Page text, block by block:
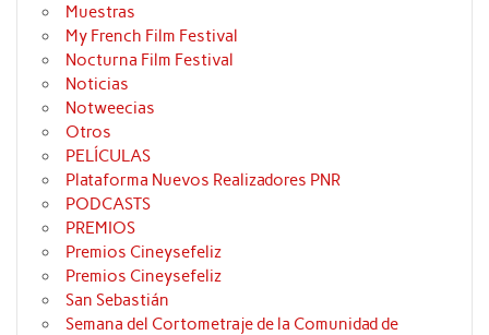
Muestras
My French Film Festival
Nocturna Film Festival
Noticias
Notweecias
Otros
PELÍCULAS
Plataforma Nuevos Realizadores PNR
PODCASTS
PREMIOS
Premios Cineysefeliz
Premios Cineysefeliz
San Sebastián
Semana del Cortometraje de la Comunidad de